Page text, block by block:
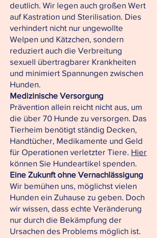
deutlich. Wir legen auch großen Wert
auf Kastration und Sterilisation. Dies
verhindert nicht nur ungewollte
Welpen und Kätzchen, sondern
reduziert auch die Verbreitung
sexuell übertragbarer Krankheiten
und minimiert Spannungen zwischen
Hunden.
Medizinische Versorgung
Prävention allein reicht nicht aus, um
die über 70 Hunde zu versorgen. Das
Tierheim benötigt ständig Decken,
Handtücher, Medikamente und Geld
für Operationen verletzter Tiere. Hier
können Sie Hundeartikel spenden.
Eine Zukunft ohne Vernachlässigung
Wir bemühen uns, möglichst vielen
Hunden ein Zuhause zu geben. Doch
wir wissen, dass echte Veränderung
nur durch die Bekämpfung der
Ursachen des Problems möglich ist.